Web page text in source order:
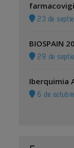
23 de
BIOSPAIN
29 de
Iberquimia
6 de